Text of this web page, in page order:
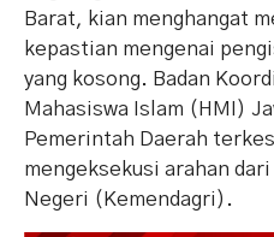
Barat, kian menghangat
kepastian mengenai
yang kosong. Badan
Mahasiswa Islam (HMI)
Pemerintah Daerah
mengeksekusi arahan
Negeri (Kemendagri).